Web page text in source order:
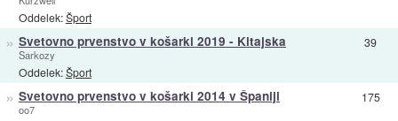
Oddelek:Šport
» Svetovno prvenstvo v košarki 2019 - Kitajska
Sarkozy
Oddelek:Šport
39
» Svetovno prvenstvo v košarki 2014 v Španiji
oo7
175